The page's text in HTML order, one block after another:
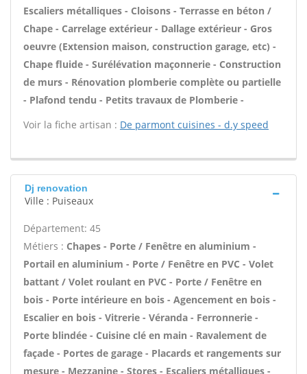
Escaliers métalliques - Cloisons - Terrasse en béton /
Chape - Carrelage extérieur - Dallage extérieur - Gros
oeuvre (Extension maison, construction garage, etc) -
Chape fluide - Surélévation maçonnerie - Construction
de murs - Rénovation plomberie complète ou partielle
- Plafond tendu - Petits travaux de Plomberie -
Voir la fiche artisan : De parmont cuisines - d.y speed
Dj renovation
Ville : Puiseaux
Département: 45
Métiers : Chapes - Porte / Fenêtre en aluminium -
Portail en aluminium - Porte / Fenêtre en PVC - Volet
battant / Volet roulant en PVC - Porte / Fenêtre en
bois - Porte intérieure en bois - Agencement en bois -
Escalier en bois - Vitrerie - Véranda - Ferronnerie -
Porte blindée - Cuisine clé en main - Ravalement de
façade - Portes de garage - Placards et rangements sur
mesure - Mezzanine - Stores - Escaliers métalliques -